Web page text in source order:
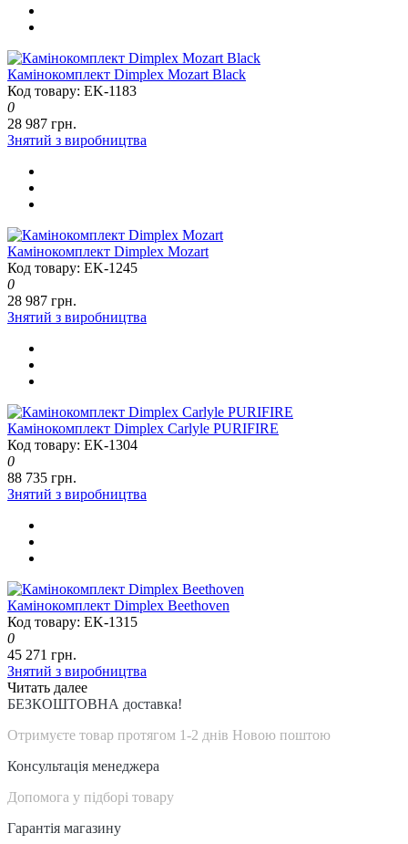
Камінокомплект Dimplex Mozart Black
Код товару: EK-1183
0
28 987 грн.
Знятий з виробництва
Камінокомплект Dimplex Mozart
Код товару: EK-1245
0
28 987 грн.
Знятий з виробництва
Камінокомплект Dimplex Carlyle PURIFIRE
Код товару: EK-1304
0
88 735 грн.
Знятий з виробництва
Камінокомплект Dimplex Beethoven
Код товару: EK-1315
0
45 271 грн.
Знятий з виробництва
Читать далее
БЕЗКОШТОВНА доставка!
Отримуєте товар протягом 1-2 днів Новою поштою
Консультація менеджера
Допомога у підборі товару
Гарантія магазину